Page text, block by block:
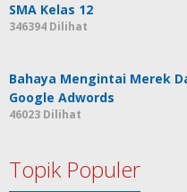
SMA Kelas 12
346394 Dilihat
Bahaya Mengintai Merek
Google Adwords
46023 Dilihat
Topik Populer